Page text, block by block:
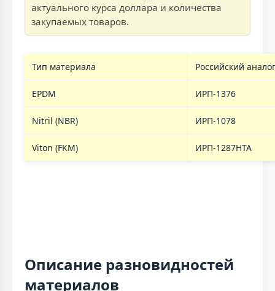
актуального курса доллара и количества
закупаемых товаров.
Тип материала Российский аналог
EPDM ИРП-1376
Nitril (NBR) ИРП-1078
Viton (FKM) ИРП-1287НТА
Описание разновидностей
материалов